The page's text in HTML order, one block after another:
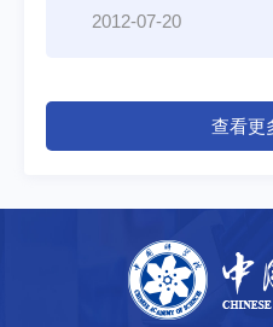
2012-07-20
查看更